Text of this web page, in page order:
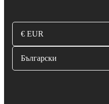
€ EUR
Български